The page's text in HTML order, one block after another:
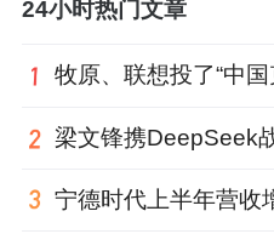
24小时热门文章